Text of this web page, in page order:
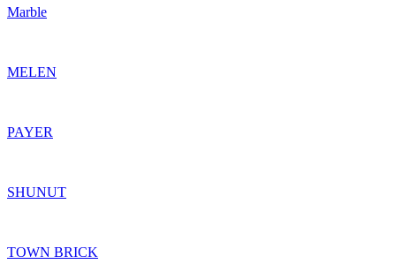
Marble
MELEN
PAYER
SHUNUT
TOWN BRICK